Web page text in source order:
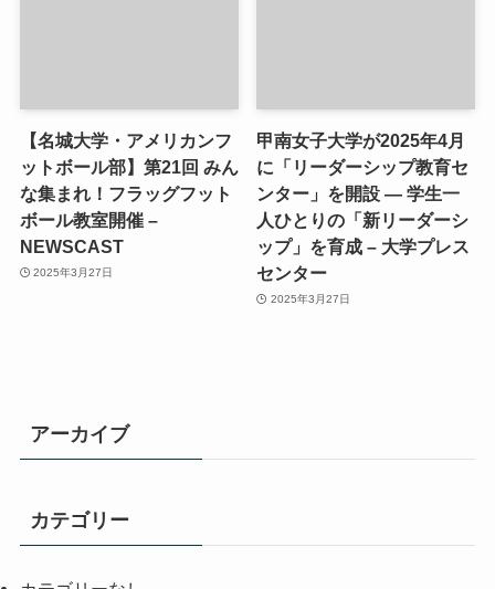
【名城大学・アメリカンフ
ットボール部】第21回 みん
な集まれ！フラッグフット
ボール教室開催 –
NEWSCAST
2025年3月27日
甲南女子大学が2025年4月
に「リーダーシップ教育セ
ンター」を開設 ― 学生一
人ひとりの「新リーダーシ
ップ」を育成 – 大学プレス
センター
2025年3月27日
アーカイブ
カテゴリー